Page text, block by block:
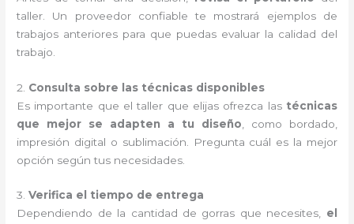
taller. Un proveedor confiable te mostrará ejemplos de
trabajos anteriores para que puedas evaluar la calidad del
trabajo.
2. Consulta sobre las técnicas disponibles
Es importante que el taller que elijas ofrezca las técnicas
que mejor se adapten a tu diseño , como bordado,
impresión digital o sublimación. Pregunta cuál es la mejor
opción según tus necesidades.
3.Verifica el tiempo de entrega
Dependiendo de la cantidad de gorras que necesites, el